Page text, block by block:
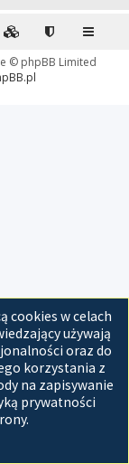
cookies w celach
używają
oraz do
korzystania z
na zapisywanie
prywatności
© phpBB Limited